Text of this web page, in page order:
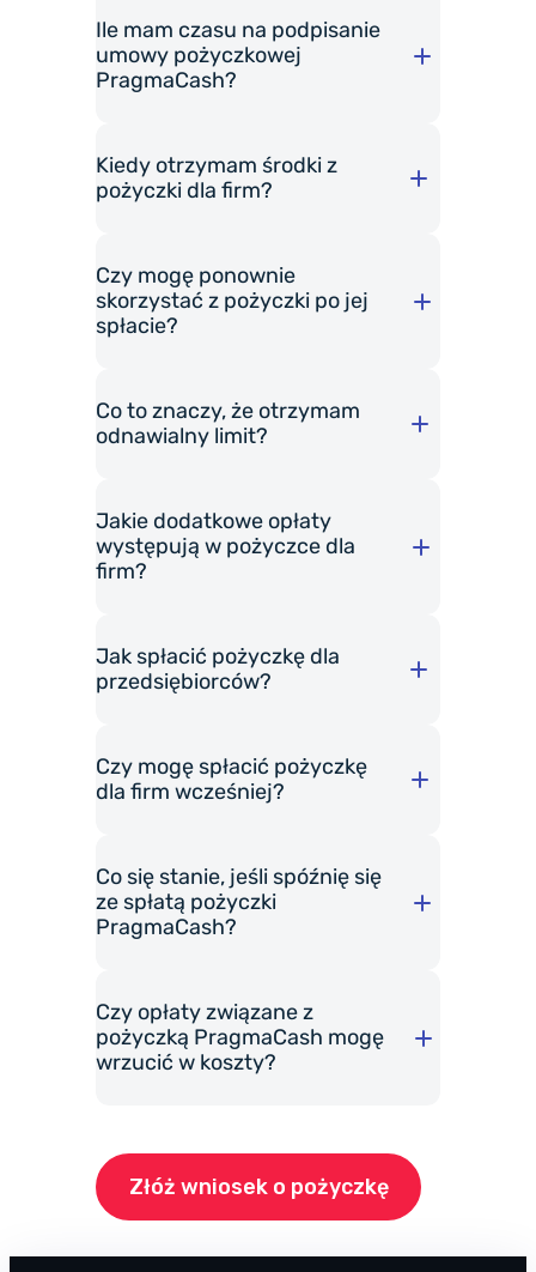
rachunek widnieje na białej
liście podatników VAT,
udostępnić Twojej firmie na
podstawie historii transakcji,
rachunku, na który wypłacimy
środki, faktycznie należy do
Ile mam czasu na podpisanie
umowy pożyczkowej
PragmaCash?
Kiedy otrzymam środki z
pożyczki dla firm?
Czy mogę ponownie
skorzystać z pożyczki po jej
spłacie?
Co to znaczy, że otrzymam
odnawialny limit?
Oto przykład.
Jakie dodatkowe opłaty
występują w pożyczce dla
firm?
Jak spłacić pożyczkę dla
przedsiębiorców?
Czy mogę spłacić pożyczkę
dla firm wcześniej?
Co się stanie, jeśli spóźnię się
ze spłatą pożyczki
PragmaCash?
Czy opłaty związane z
pożyczką PragmaCash mogę
wrzucić w koszty?
Złóż wniosek o pożyczkę